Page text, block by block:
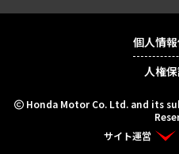
Honda Motor Co. Ltd. and its
サイト運営
個人情
人権